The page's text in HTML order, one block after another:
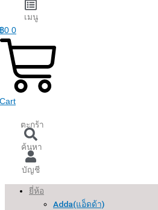
เมนู
฿0 0
Cart
ตะกร้า
ค้นหา
บัญชี
ยี่ห้อ
Adda(แอ็ดด้า)